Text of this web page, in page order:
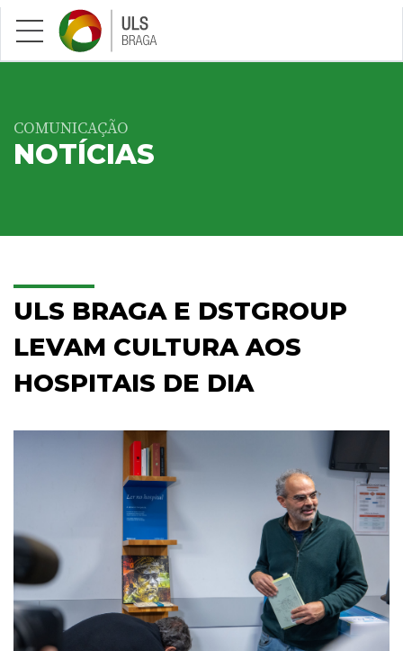
Saltar para conteúdo principal
COMUNICAÇÃO
NOTÍCIAS
ULS BRAGA E DSTGROUP
LEVAM CULTURA AOS
HOSPITAIS DE DIA